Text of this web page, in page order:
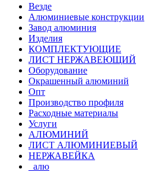
Везде
Алюминиевые конструкции
Завод алюминия
Изделия
КОМПЛЕКТУЮЩИЕ
ЛИСТ НЕРЖАВЕЮЩИЙ
Оборудование
Окрашенный алюминий
Опт
Производство профиля
Расходные материалы
Услуги
АЛЮМИНИЙ
ЛИСТ АЛЮМИНИЕВЫЙ
НЕРЖАВЕЙКА
_алю